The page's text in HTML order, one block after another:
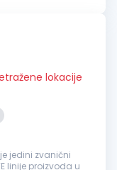
lokacije
je jedini zvanični
linije proizvoda u